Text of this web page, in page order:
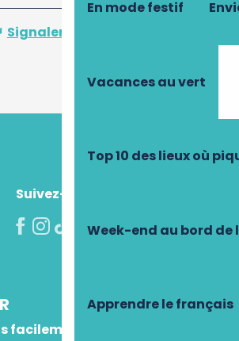
En mode festif
Vacances au vert
Top 10 des lieux où
Week-end au bord de
Apprendre le français
Signaler une erreur
Suivez-nous !
facilement